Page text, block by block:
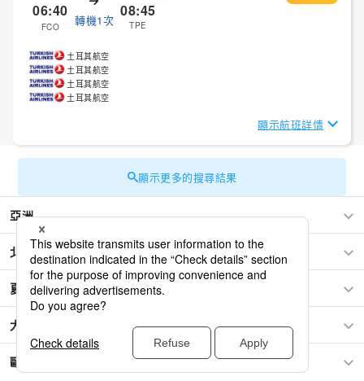
06:40
FCO 轉機1次 08:45
TPE
土耳其航空
土耳其航空
土耳其航空
土耳其航空
顯示航班詳情
顯示更多的搜尋結果
亞洲
北美洲
夏威夷/太平洋區域
大洋洲
歐洲